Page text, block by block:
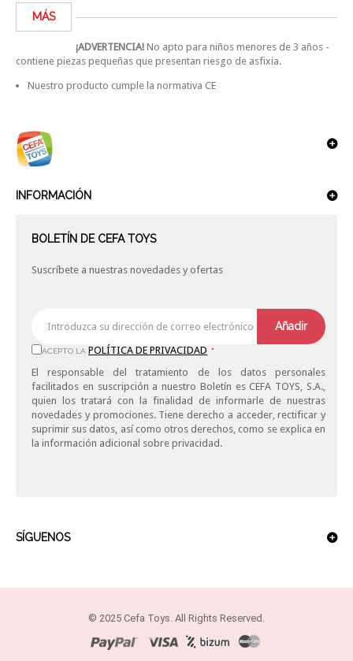
MÁS
¡ADVERTENCIA! No apto para niños menores de 3 años -
contiene piezas pequeñas que presentan riesgo de asfixia.
Nuestro producto cumple la normativa CE
INFORMACIÓN
BOLETÍN DE CEFA TOYS
Suscríbete a nuestras novedades y ofertas
Añadir
ACEPTO LA POLÍTICA DE PRIVACIDAD *
El responsable del tratamiento de los datos personales
facilitados en suscripción a nuestro Boletín es CEFA TOYS, S.A.,
quien los tratará con la finalidad de informarle de nuestras
novedades y promociones. Tiene derecho a acceder, rectificar y
suprimir sus datos, así como otros derechos, como se explica en
la información adicional sobre privacidad.
SÍGUENOS
© 2025 Cefa Toys. All Rights Reserved.